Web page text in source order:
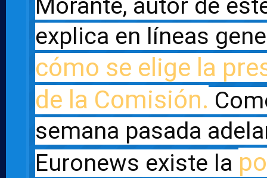
Morante, autor de
cómo se elige la
de la Comisión.
semana pasada
Euronews existe la